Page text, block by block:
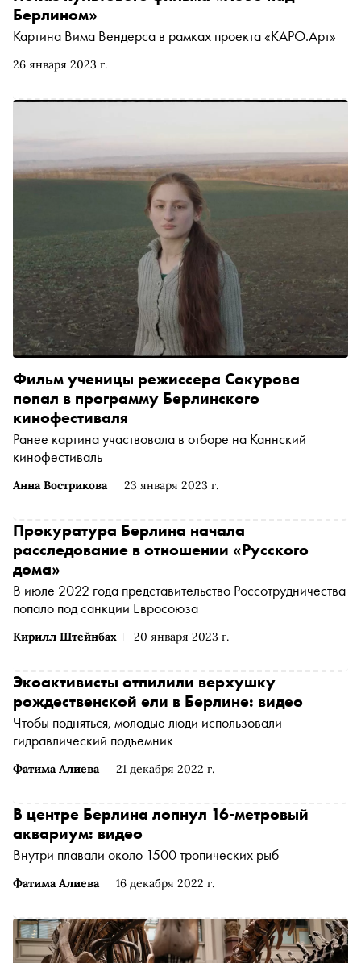
26 января 2023 г.
Берлином»
Картина Вима Вендерса в рамках проекта «КАРО.Арт»
Анна Вострикова 23 января 2023 г.
Фильм ученицы режиссера Сокурова
попал в программу Берлинского
кинофестиваля
Ранее картина участвовала в отборе на Каннский
кинофестиваль
Кирилл Штейнбах 20 января 2023 г.
Прокуратура Берлина начала
расследование в отношении «Русского
дома»
В июле 2022 года представительство Россотрудничества
попало под санкции Евросоюза
Фатима Алиева 21 декабря 2022 г.
Экоактивисты отпилили верхушку
рождественской ели в Берлине: видео
Чтобы подняться, молодые люди использовали
гидравлический подъемник
Фатима Алиева 16 декабря 2022 г.
В центре Берлина лопнул 16-метровый
аквариум: видео
Внутри плавали около 1500 тропических рыб